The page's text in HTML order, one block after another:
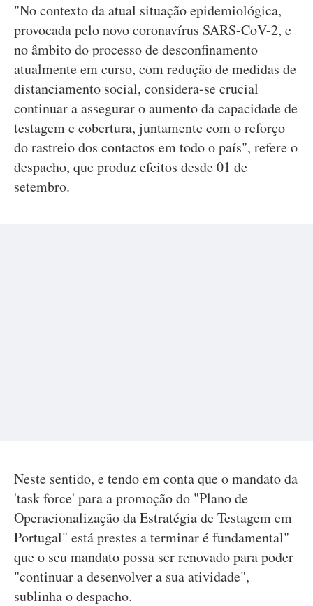
"No contexto da atual situação epidemiológica,
provocada pelo novo coronavírus SARS-CoV-2, e
no âmbito do processo de desconfinamento
atualmente em curso, com redução de medidas de
distanciamento social, considera-se crucial
continuar a assegurar o aumento da capacidade de
testagem e cobertura, juntamente com o reforço
do rastreio dos contactos em todo o país", refere o
despacho, que produz efeitos desde 01 de
setembro.
Neste sentido, e tendo em conta que o mandato da
'task force' para a promoção do "Plano de
Operacionalização da Estratégia de Testagem em
Portugal" está prestes a terminar é fundamental"
que o seu mandato possa ser renovado para poder
"continuar a desenvolver a sua atividade",
sublinha o despacho.